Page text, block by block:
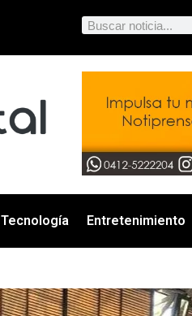
Tecnología Entretenimiento